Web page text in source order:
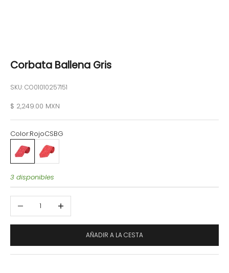
Corbata Ballena Gris
SKU: CO01010257151
Precio de oferta
$ 2,249.00 MXN
Color:RojoCSBG
RojoCSBGRojoNaranjaCSBG
3 disponibles
AÑADIR A LA CESTA